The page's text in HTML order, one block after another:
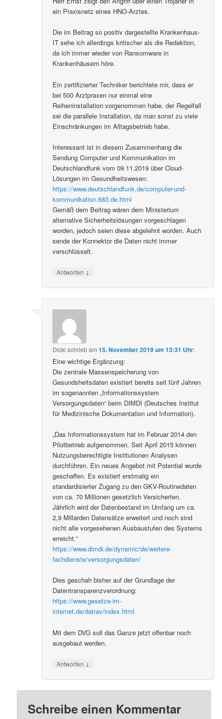
ein Praxisnetz eines HNO-Arztes.
Die im Beitrag so positiv dargestellte Krankenhaus-
IT sehe ich allerdings kritischer als die Redaktion,
da ich immer wieder von Ransomware in
Krankenhäusern höre.
Ein zertifizierter Techniker berichtete mir, dass er
bei 500 Arztpraxen nur einmal eine
Reiheninstallation vorgenommen habe, der Regelfall
sei die parallele Installation, da man sonst zu viele
Einschränkungen im Alltagsbetrieb habe.
Interessant ist in diesem Zusammenhang die
Sendung Computer und Kommunikation im
Deutschlandfunk vom 09.11.2019 über Cloud-
Lösungen im Gesundheitswesen:
https://www.deutschlandfunk.de/computer-und-
kommunikation.683.de.html
Gemäß dem Beitrag wären dem Ministerium
alternative Sicherheitslösungen vorgeschlagen
worden, jedoch seien diese abgelehnt worden. Auch
sende der Konnektor die Daten nicht immer
verschlüsselt.
Antworten ↓
Dicki schriebam15. November 2019 um 13:31 Uhr:
Eine wichtige Ergänzung:
Die zentrale Massenspeicherung von
Gesundsheitsdaten existiert bereits seit fünf Jahren
im sogenannten „Informationssystem
Versorgungsdaten“ beim DIMDI (Deutsches Institut
für Medizinische Dokumentation und Information).
„Das Informationssystem hat im Februar 2014 den
Pilotbetrieb aufgenommen. Seit April 2015 können
Nutzungsberechtigte Institutionen Analysen
durchführen. Ein neues Angebot mit Potential wurde
geschaffen. Es existiert erstmalig ein
standardisierter Zugang zu den GKV-Routinedaten
von ca. 70 Millionen gesetzlich Versicherten.
Jährlich wird der Datenbestand im Umfang um ca.
2,9 Millarden Datensätze erweitert und noch sind
nicht alle vorgesehenen Ausbaustufen des Systems
erreicht.“
https://www.dimdi.de/dynamic/de/weitere-
fachdienste/versorgungsdaten/
Dies geschah bisher auf der Grundlage der
Datentransparenzverordnung:
https://www.gesetze-im-
internet.de/datrav/index.html
Mit dem DVG soll das Ganze jetzt offenbar noch
ausgebaut werden.
Antworten ↓
Schreibe einen Kommentar